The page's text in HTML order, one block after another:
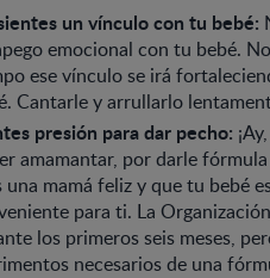
un vínculo con tu bebé:
emocional con tu bebé.
ese vínculo se irá
Cantarle y arrullarlo
presión para dar pecho:
amamantar, por darle
una mamá feliz y que tu bebé
para ti. La
los primeros seis meses,
necesarios de una